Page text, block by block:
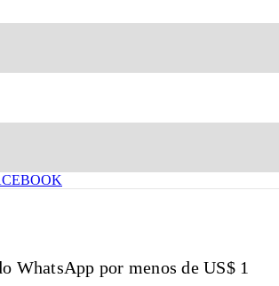
WhatsApp por menos de US$ 1